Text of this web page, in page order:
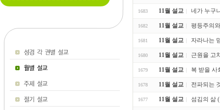
1683 11월 설교 네가 누구
1682 11월 설교 평등주의
1681 11월 설교 자라나는
1680 11월 설교 근원을 고
1679 11월 설교 복 받을 사
1678 11월 설교 전파되는
1677 11월 설교 섬김의 삶